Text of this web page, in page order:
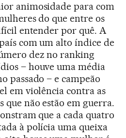
animosidade para com
do que entre os
entender por quê. A
com um alto índice de
dez no ranking
– houve uma média
passado – e campeão
em violência contra as
que não estão em guerra.
que a cada quatro
à polícia uma queixa